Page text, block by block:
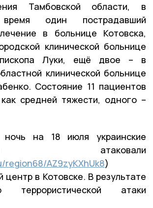
Тамбовской области, в
один пострадавший
в больнице Котовска,
клинической больнице
Луки, ещё двое – в
клинической больнице
Состояние 11 пациентов
средней тяжести, одного –
на 18 июля украинские
атаковали
region68/AZ9zyKXhUk8)
центр в Котовске. В результате
террористической атаки